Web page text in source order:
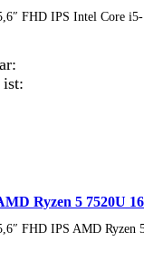
360
FHD IPS Intel Core
ist:
Ryzen 5 7520U
FHD IPS AMD